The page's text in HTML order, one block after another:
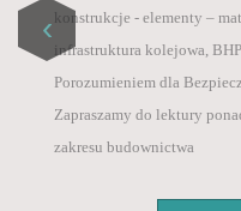
konstrukcje - elementy –
infrastruktura kolejowa,
Porozumieniem dla
Zapraszamy do lektury
zakresu budownictwa
Master List /
• PBN – Polska
• POL-Index –
‹